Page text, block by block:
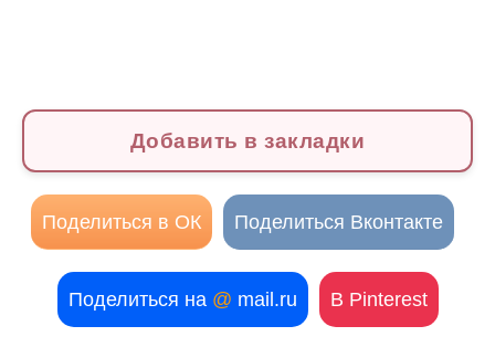
Добавить в закладки
Поделиться в ОК Поделиться Вконтакте
Поделиться на @ mail.ru В Pinterest